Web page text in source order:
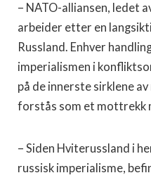
– NATO-alliansen, ledet
arbeider etter en
Russland. Enhver
imperialismen i
på de innerste sirklene
forstås som et mottrekk
– Siden Hviterussland i
russisk imperialisme,